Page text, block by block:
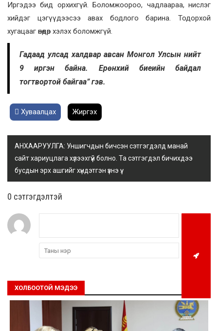
Иргэдээ бид орхихгүй. Боломжоороо, чадлаараа, нислэг
хийдэг цэгүүдээсээ авах бодлого барина. Тодорхой
хугацааг өнөөдөр хэлэх боломжгүй.
Гадаад улсад халдвар авсан Монгол Улсын нийт
9 иргэн байна. Ерөнхий биеийн байдал
тогтвортой байгаа” гэв.
Хуваалцах Жиргэх
АНХААРУУЛГА: Уншигчдын бичсэн сэтгэгдэлд манай
сайт хариуцлага хүлээхгүй болно. Та сэтгэгдэл бичихдээ
бусдын эрх ашгийг хүндэтгэн үзнэ үү.
0 cэтгэгдэлтэй
ХОЛБООТОЙ МЭДЭЭ